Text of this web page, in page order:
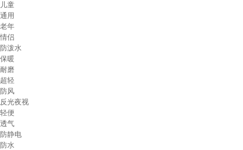
儿童
通用
老年
情侣
防泼水
保暖
耐磨
超轻
防风
反光夜视
轻便
透气
防静电
防水